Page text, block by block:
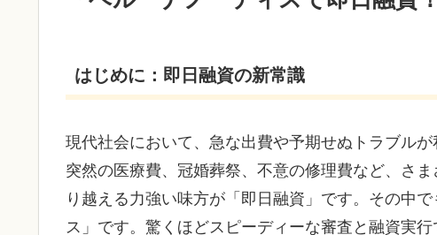
はじめに：即日融資の新常識
現代社会において、急な出費や予期せぬトラブル
突然の医療費、冠婚葬祭、不意の修理費など、さ
り越える力強い味方が「即日融資」です。その中
ス」です。驚くほどスピーディーな審査と融資実